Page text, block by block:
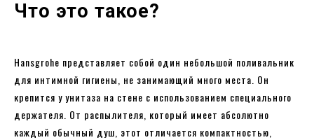
Что это такое?
Hansgrohe представляет собой один небольшой поливальник
для интимной гигиены, не занимающий много места. Он
крепится у унитаза на стене с использованием специального
держателя. От распылителя, который имеет абсолютно
каждый обычный душ, этот отличается компактностью,